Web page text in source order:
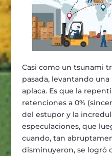
Casi como un tsunami
pasada, levantando
aplaca. Es que la
retenciones a 0%
del estupor y la
especulaciones, que
cuando, tan
disminuyeron, se logró